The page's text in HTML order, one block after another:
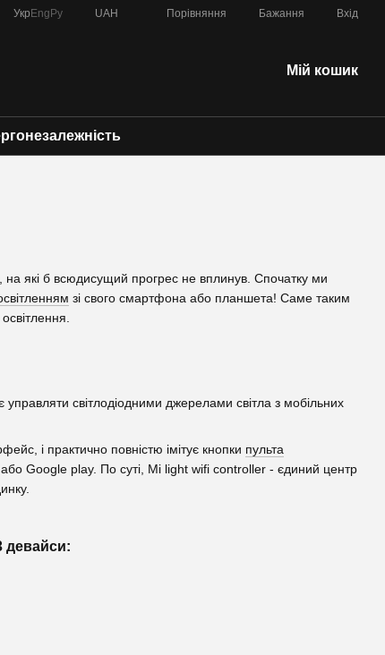
Укр Eng Ру UAH Порівняння Бажання Вхід
Мій кошик
на які б всюдисущий прогрес не вплинув. Спочатку ми
зі свого смартфона або планшета! Саме таким
світлодіодними джерелами світла з мобільних
і практично повністю імітує кнопки пульта
Google play. По суті, Mi light wifi controller - єдиний центр
девайси: